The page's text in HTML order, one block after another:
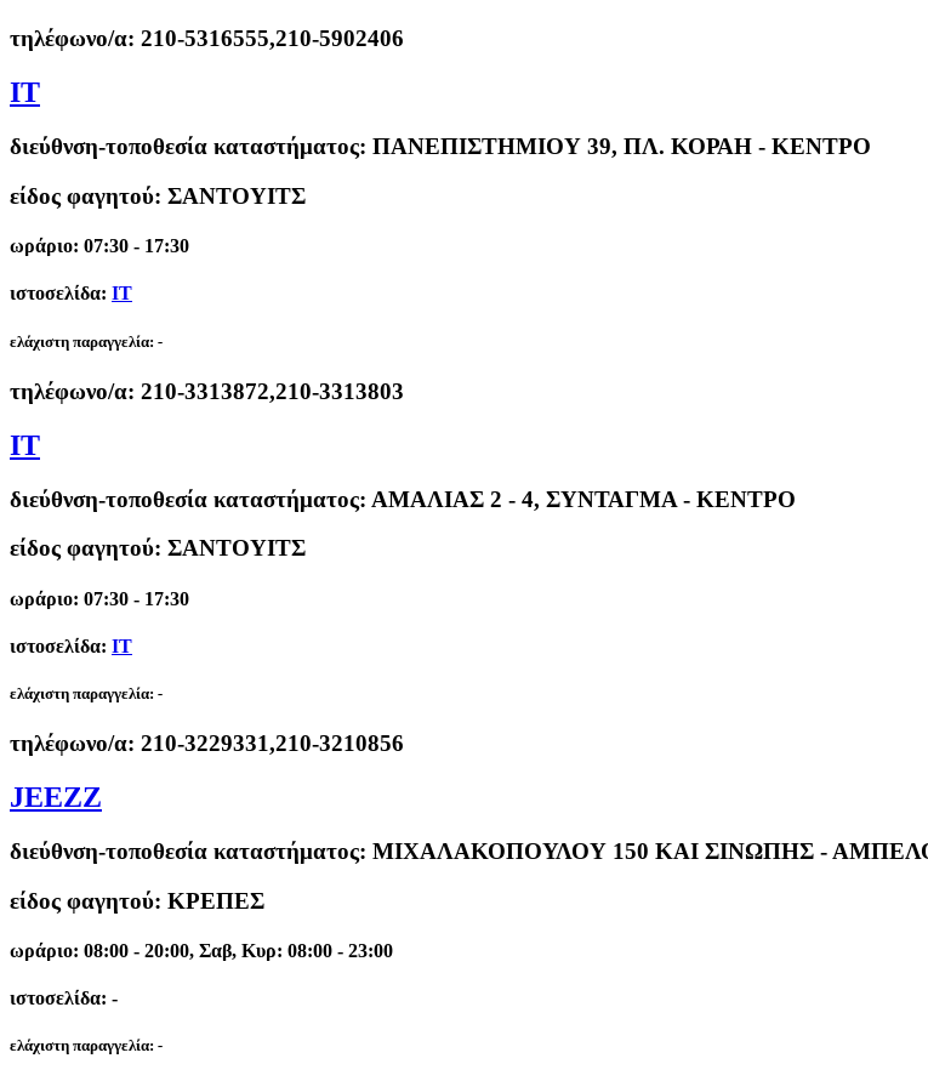
τηλέφωνο/α: 210-5316555,210-5902406
IT
διεύθνση-τοποθεσία καταστήματος: ΠΑΝΕΠΙΣΤΗΜΙΟΥ 39, ΠΛ. ΚΟΡΑΗ - ΚΕΝΤΡΟ
είδος φαγητού: ΣΑΝΤΟΥΙΤΣ
ωράριο: 07:30 - 17:30
ιστοσελίδα: IT
ελάχιστη παραγγελία: -
τηλέφωνο/α: 210-3313872,210-3313803
IT
διεύθνση-τοποθεσία καταστήματος: ΑΜΑΛΙΑΣ 2 - 4, ΣΥΝΤΑΓΜΑ - ΚΕΝΤΡΟ
είδος φαγητού: ΣΑΝΤΟΥΙΤΣ
ωράριο: 07:30 - 17:30
ιστοσελίδα: IT
ελάχιστη παραγγελία: -
τηλέφωνο/α: 210-3229331,210-3210856
JEEZZ
διεύθνση-τοποθεσία καταστήματος: ΜΙΧΑΛΑΚΟΠΟΥΛΟΥ 150 ΚΑΙ ΣΙΝΩΠΗΣ -
είδος φαγητού: ΚΡΕΠΕΣ
ωράριο: 08:00 - 20:00, Σαβ, Κυρ: 08:00 - 23:00
ιστοσελίδα: -
ελάχιστη παραγγελία: -